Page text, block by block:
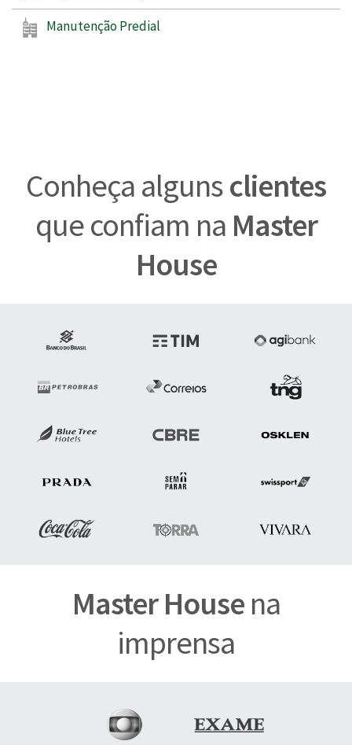
Manutenção Predial
Conheça algunsclientes
que confiam na Master
House
Master Housena
imprensa